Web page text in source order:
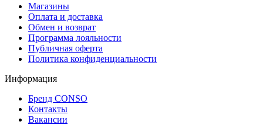
Магазины
Оплата и доставка
Обмен и возврат
Программа лояльности
Публичная оферта
Политика конфиденциальности
Информация
Бренд CONSO
Контакты
Вакансии